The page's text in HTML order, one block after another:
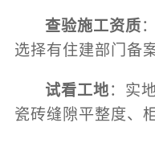
查验施工资质
选择有住建部门备
试看工地：实
瓷砖缝隙平整度、